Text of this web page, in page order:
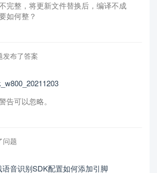
完整，将更新文件替换后，编译不成
如何整？
发布了答案
告可以忽略。
问题
语音识别SDK配置如何添加引脚